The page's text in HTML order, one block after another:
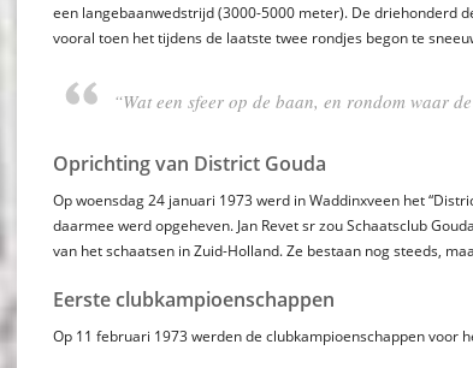
een langebaanwedstrijd (3000-5000 meter). De driehonderd
vooral toen het tijdens de laatste twee rondjes begon te
“Wat een sfeer op de baan, en rondom waar
Oprichting van District Gouda
Op woensdag 24 januari 1973 werd in Waddinxveen het
daarmee werd opgeheven. Jan Revet sr zou Schaatsclub
van het schaatsen in Zuid-Holland. Ze bestaan nog steeds,
Eerste clubkampioenschappen
Op 11 februari 1973 werden de clubkampioenschappen voor